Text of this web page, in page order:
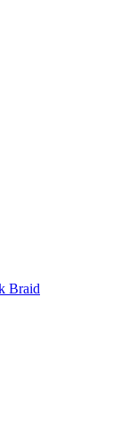
Braid